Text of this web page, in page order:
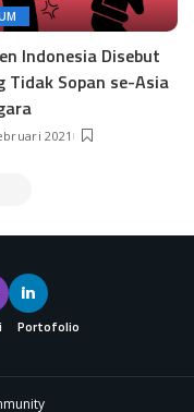
Indonesia Disebut
Tidak Sopan se-Asia
2021
Portofolio